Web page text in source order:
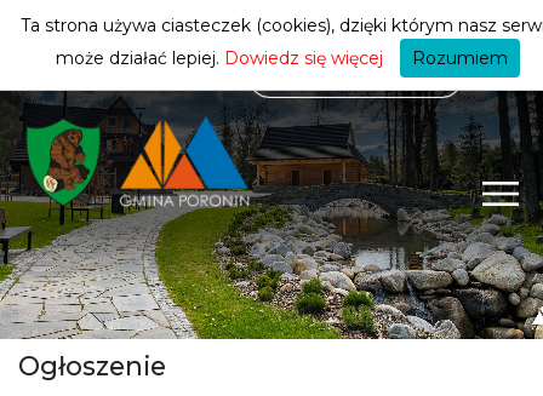
mieszkańca
Ogłoszenie
Ta strona używa ciasteczek (cookies), dzięki którym nasz
może działać lepiej. Dowiedz się więcej Rozumiem